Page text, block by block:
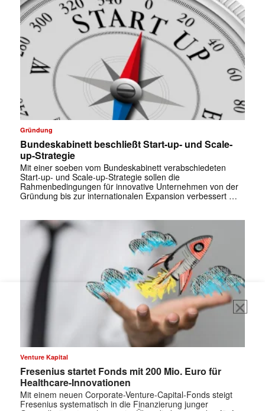
Gründung
Bundeskabinett beschließt Start-up- und Scale-
up-Strategie
Mit einer soeben vom Bundeskabinett verabschiedeten
Start-up- und Scale-up-Strategie sollen die
Rahmenbedingungen für innovative Unternehmen von der
Gründung bis zur internationalen Expansion verbessert …
Venture Kapital
Fresenius startet Fonds mit 200 Mio. Euro für
Healthcare-Innovationen
Mit einem neuen Corporate-Venture-Capital-Fonds steigt
Fresenius systematisch in die Finanzierung junger